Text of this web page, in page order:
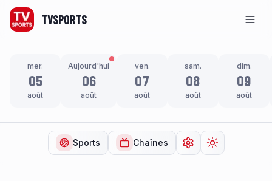
TVSPORTS
mer.
05
août
Aujourd'hui
06
août
ven.
07
août
sam.
08
août
dim.
09
août
Sports Chaînes Ouvrir lesChanger de